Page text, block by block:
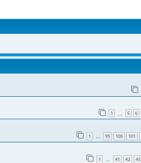
1 5 6
1 … 99 100 101
1 … 41 42 43